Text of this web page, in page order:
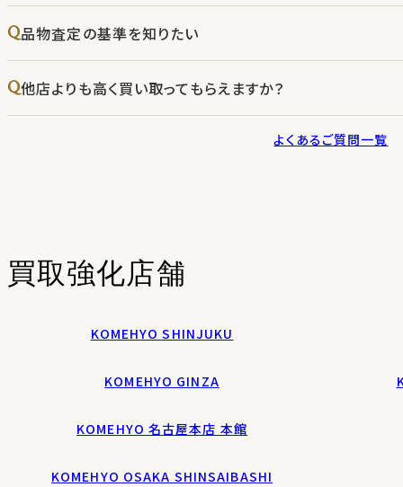
品物査定の基準を知りたい
他店よりも高く買い取ってもらえますか？
よくあるご質問一覧
買取強化店舗
KOMEHYO SHINJUKU
KOMEHYO GINZA
KOMEHYO 名古屋本店 本館
KOMEHYO OSAKA SHINSAIBASHI